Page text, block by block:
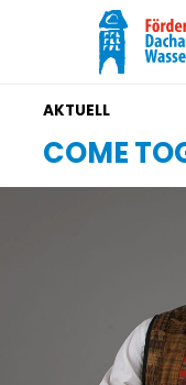
COME